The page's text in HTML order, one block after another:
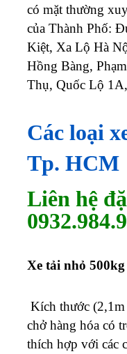
có mặt thường
của Thành Phố:
Kiệt, Xa Lộ Hà
Hồng Bàng,
Thụ, Quốc Lộ 1A,
Các loại
Tp. HCM
Liên hệ
Xe tải nhỏ 500kg
Kích thước
chở hàng hóa có
thích hợp với các